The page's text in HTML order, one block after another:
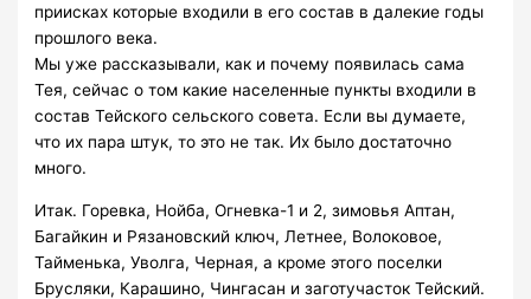
приисках которые входили в его состав в далекие годы
прошлого века.
Мы уже рассказывали, как и почему появилась сама
Тея, сейчас о том какие населенные пункты входили в
состав Тейского сельского совета. Если вы думаете,
что их пара штук, то это не так. Их было достаточно
много.
Итак. Горевка, Нойба, Огневка-1 и 2, зимовья Аптан,
Багайкин и Рязановский ключ, Летнее, Волоковое,
Тайменька, Уволга, Черная, а кроме этого поселки
Брусляки, Карашино, Чингасан и заготучасток Тейский.